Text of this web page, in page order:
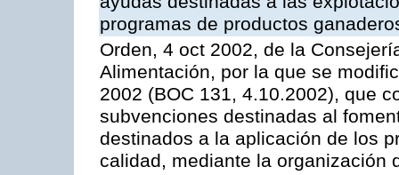
programas de productos
Orden, 4 oct 2002, de la
Alimentación, por la que se
2002 (BOC 131, 4.10.2002), que
subvenciones destinadas al
destinados a la aplicación de los
calidad, mediante la organización